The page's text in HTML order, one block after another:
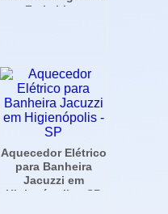
Faria Lima
Aquecedor Elétrico
para Banheira
Jacuzzi em
Higienópolis - SP